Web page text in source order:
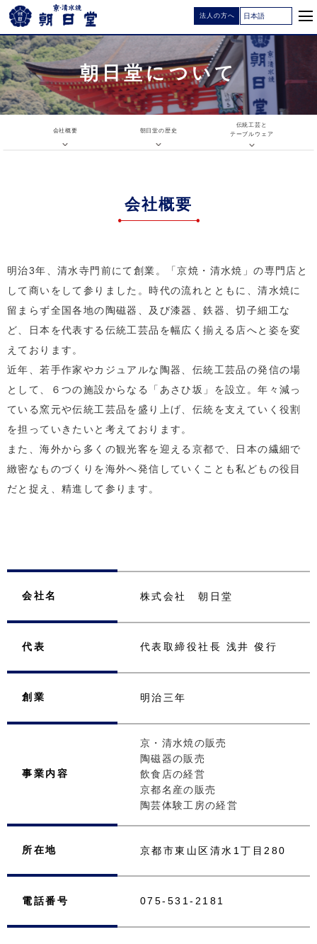
法人の方へ
朝日堂について
会社概要 朝日堂の歴史
伝統工芸と
テーブルウェア
会社概要
明治3年、清水寺門前にて創業。「京焼・清水焼」の専門店と
して商いをして参りました。時代の流れとともに、清水焼に
留まらず全国各地の陶磁器、及び漆器、鉄器、切子細工な
ど、日本を代表する伝統工芸品を幅広く揃える店へと姿を変
えております。
近年、若手作家やカジュアルな陶器、伝統工芸品の発信の場
として、６つの施設からなる「あさひ坂」を設立。年々減っ
ている窯元や伝統工芸品を盛り上げ、伝統を支えていく役割
を担っていきたいと考えております。
また、海外から多くの観光客を迎える京都で、日本の繊細で
緻密なものづくりを海外へ発信していくことも私どもの役目
だと捉え、精進して参ります。
会社名 株式会社 朝日堂
代表 代表取締役社長 浅井 俊行
創業 明治三年
事業内容
京・清水焼の販売
陶磁器の販売
飲食店の経営
京都名産の販売
陶芸体験工房の経営
所在地 京都市東山区清水1丁目280
電話番号 075-531-2181